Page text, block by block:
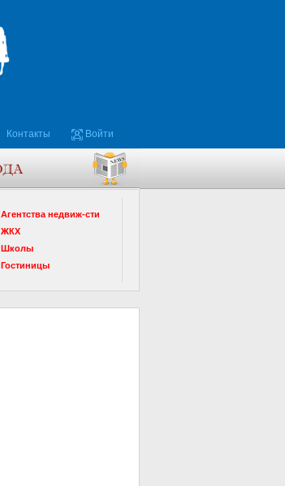
Контакты Войти
Агентства недвиж-сти
ЖКХ
Школы
Гостиницы